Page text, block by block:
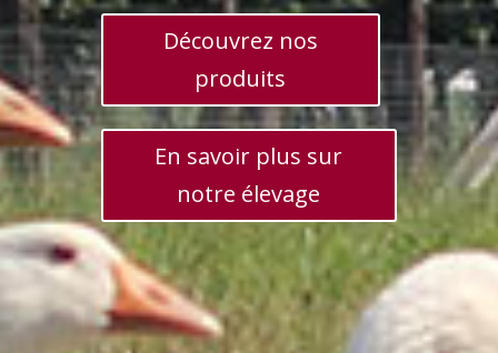
Découvrez nos
produits
En savoir plus sur
notre élevage